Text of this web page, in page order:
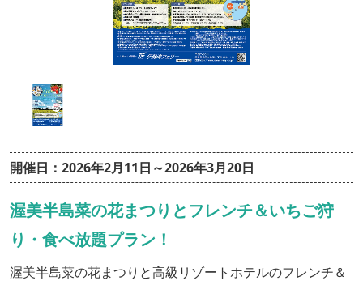
開催日：2026年2月11日～2026年3月20日
渥美半島菜の花まつりとフレンチ＆いちご狩
り・食べ放題プラン！
渥美半島菜の花まつりと高級リゾートホテルのフレンチ＆